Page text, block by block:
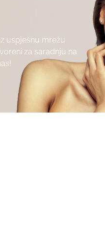
uspješnu mrežu
za saradnju na